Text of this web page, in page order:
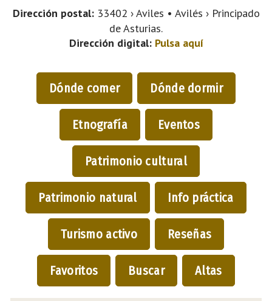
Dirección postal:33402 › Aviles • Avilés › Principado
de Asturias.
Dirección digital: Pulsa aquí
Dónde comer Dónde dormir
Etnografía Eventos
Patrimonio cultural
Patrimonio natural Info práctica
Turismo activo Reseñas
Favoritos Buscar Altas